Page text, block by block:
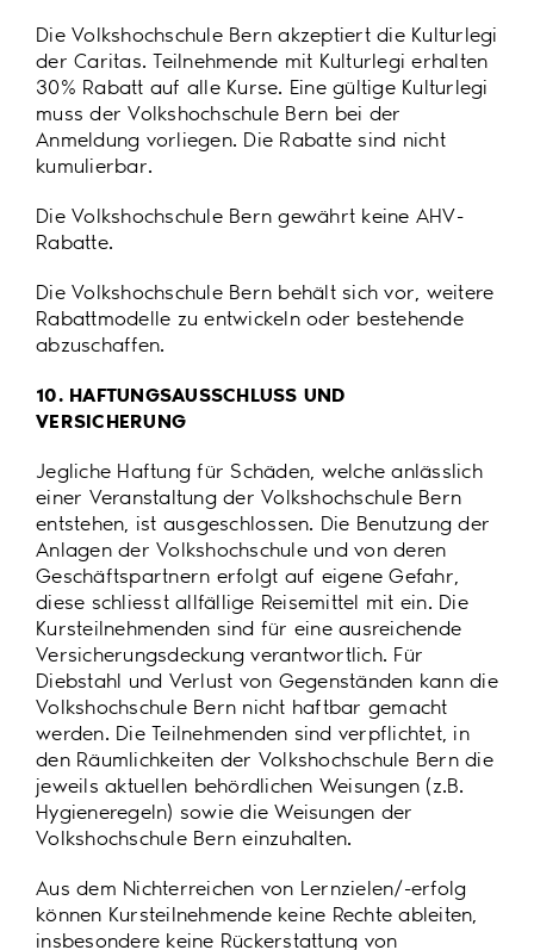
Die Volkshochschule Bern akzeptiert die Kulturlegi
der Caritas. Teilnehmende mit Kulturlegi erhalten
30% Rabatt auf alle Kurse. Eine gültige Kulturlegi
muss der Volkshochschule Bern bei der
Anmeldung vorliegen. Die Rabatte sind nicht
kumulierbar.
Die Volkshochschule Bern gewährt keine AHV-
Rabatte.
Die Volkshochschule Bern behält sich vor, weitere
Rabattmodelle zu entwickeln oder bestehende
abzuschaffen.
10. HAFTUNGSAUSSCHLUSS UND
VERSICHERUNG
Jegliche Haftung für Schäden, welche anlässlich
einer Veranstaltung der Volkshochschule Bern
entstehen, ist ausgeschlossen. Die Benutzung der
Anlagen der Volkshochschule und von deren
Geschäftspartnern erfolgt auf eigene Gefahr,
diese schliesst allfällige Reisemittel mit ein. Die
Kursteilnehmenden sind für eine ausreichende
Versicherungsdeckung verantwortlich. Für
Diebstahl und Verlust von Gegenständen kann die
Volkshochschule Bern nicht haftbar gemacht
werden. Die Teilnehmenden sind verpflichtet, in
den Räumlichkeiten der Volkshochschule Bern die
jeweils aktuellen behördlichen Weisungen (z.B.
Hygieneregeln) sowie die Weisungen der
Volkshochschule Bern einzuhalten.
Aus dem Nichterreichen von Lernzielen/-erfolg
können Kursteilnehmende keine Rechte ableiten,
insbesondere keine Rückerstattung von